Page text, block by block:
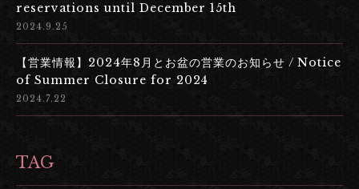
reservations until December 15th
2024.9.25
【営業情報】2024年8月とお盆の営業のお知らせ / Notice
of Summer Closure for 2024
2024.7.22
TAG